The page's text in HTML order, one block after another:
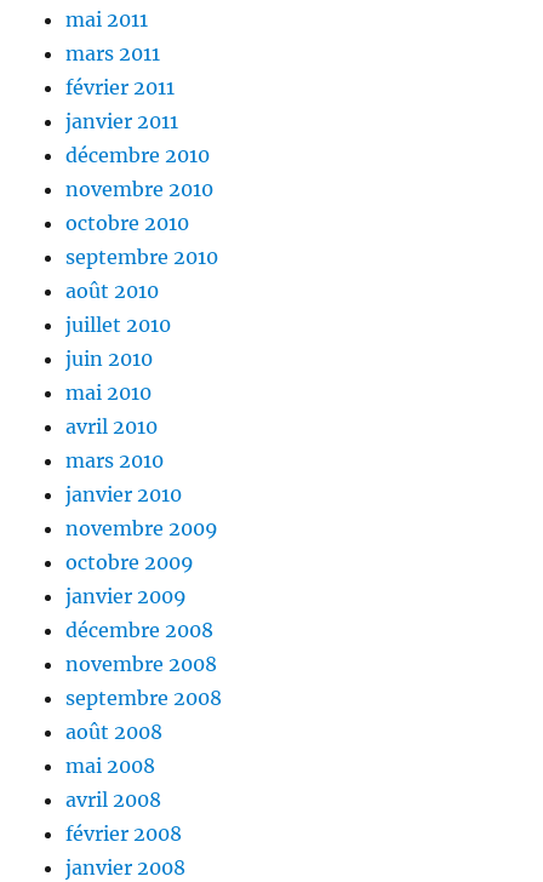
mai 2011
mars 2011
février 2011
janvier 2011
décembre 2010
novembre 2010
octobre 2010
septembre 2010
août 2010
juillet 2010
juin 2010
mai 2010
avril 2010
mars 2010
janvier 2010
novembre 2009
octobre 2009
janvier 2009
décembre 2008
novembre 2008
septembre 2008
août 2008
mai 2008
avril 2008
février 2008
janvier 2008